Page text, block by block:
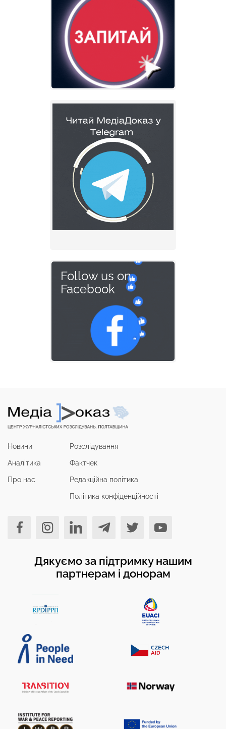
Follow us on
Facebook
Новини
Аналітика
Про нас
Розслідування
Фактчек
Редакційна політика
Політика конфіденційності
Дякуємо за підтримку нашим
партнерам і донорам